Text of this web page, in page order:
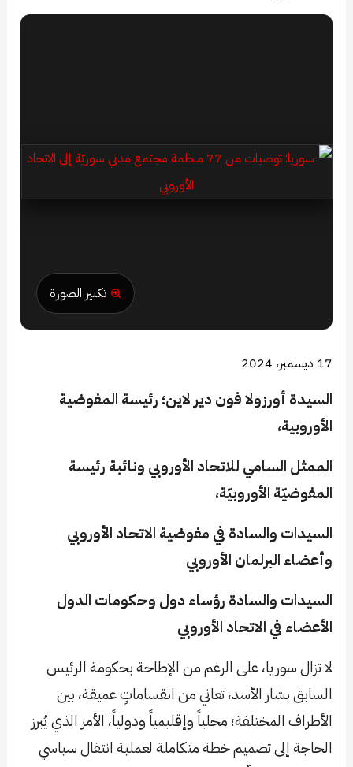
تكبير الصورة
17 ديسمبر، 2024
السيدة أورزولا فون دير لاين؛ رئيسة المفوضية
الأوروبية،
الممثل السامي للاتحاد الأوروبي ونائبة رئيسة
المفوضيّة الأوروبيّة،
السيدات والسادة في مفوضية الاتحاد الأوروبي
وأعضاء البرلمان الأوروبي
السيدات والسادة رؤساء دول وحكومات الدول
الأعضاء في الاتحاد الأوروبي
لا تزال سوريا، على الرغم من الإطاحة بحكومة الرئيس
السابق بشار الأسد، تعاني من انقساماتٍ عميقة، بين
الأطراف المختلفة؛ محلياً وإقليمياً ودولياً، الأمر الذي يُبرز
الحاجة إلى تصميم خطة متكاملة لعملية انتقال سياسي